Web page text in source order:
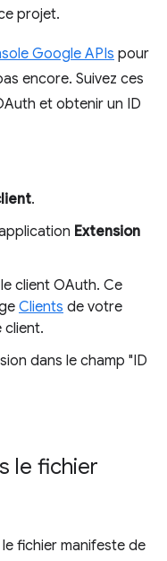
projet.
Google APIs pour
encore. Suivez ces
et obtenir un ID
.
Extension
client OAuth. Ce
Clients de votre
client.
dans le champ "ID
le fichier
fichier manifeste de